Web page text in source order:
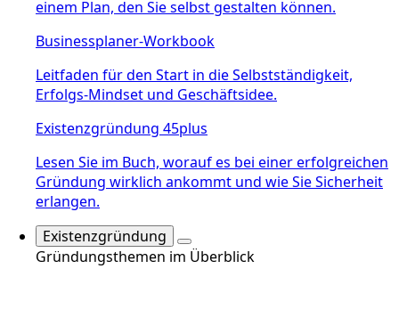
einem Plan, den Sie selbst gestalten können.
Businessplaner-Workbook
Leitfaden für den Start in die Selbstständigkeit,
Erfolgs-Mindset und Geschäftsidee.
Existenzgründung 45plus
Lesen Sie im Buch, worauf es bei einer erfolgreichen
Gründung wirklich ankommt und wie Sie Sicherheit
erlangen.
Existenzgründung
Gründungsthemen im Überblick